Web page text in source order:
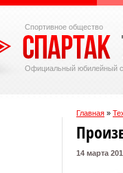
Спортивное общество
Официальный юбилейный
Главная »
14 марта